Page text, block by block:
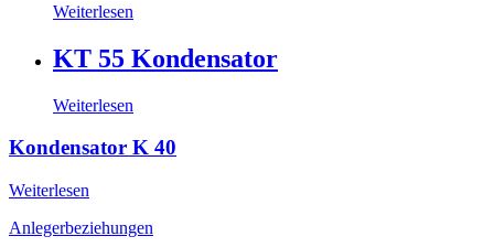
Weiterlesen
KT 55 Kondensator
Weiterlesen
Kondensator K 40
Weiterlesen
Anlegerbeziehungen